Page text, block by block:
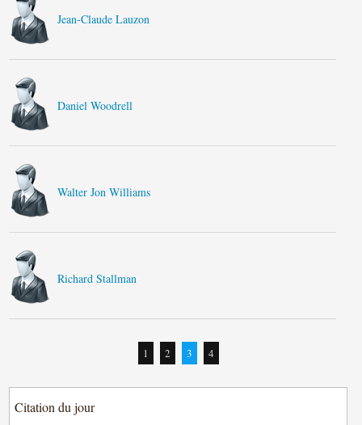
Jean-Claude Lauzon
Daniel Woodrell
Walter Jon Williams
Richard Stallman
1 2 3 4
Citation du jour